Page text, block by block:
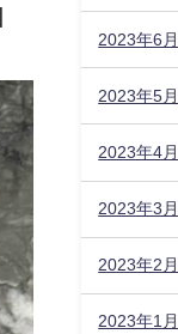
2023年6月
2023年5月
2023年4月
2023年3月
2023年2月
2023年1月